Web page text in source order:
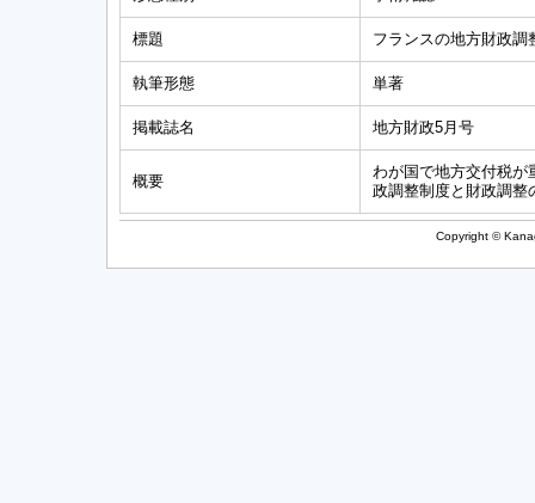
標題 フランスの地方財政調
執筆形態 単著
掲載誌名 地方財政5月号
概要
わが国で地方交付税が
政調整制度と財政調整
Copyright ©